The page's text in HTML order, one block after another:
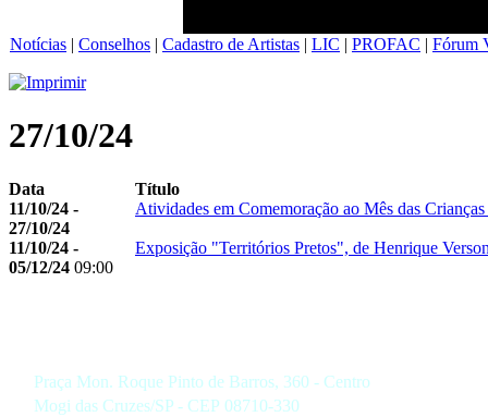
Notícias | Conselhos | Cadastro de Artistas | LIC | PROFAC | Fórum
27/10/24
Data
Título
11/10/24 -
27/10/24
Atividades em Comemoração ao Mês das
11/10/24 -
05/12/24 09:00
Exposição "Territórios Pretos", de Henrique
Praça Mon. Roque Pinto de Barros, 360 - Centro
Mogi das Cruzes/SP - CEP 08710-330